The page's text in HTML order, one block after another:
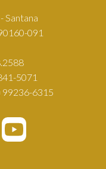
Santana
091
5071
99236-6315